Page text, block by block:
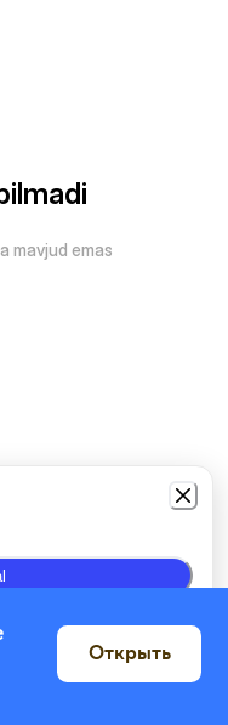
mavjud emas
Открыть